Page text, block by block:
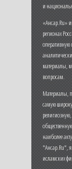
и
«Ансар.Ru»
регионах
материалы,
вопросам.
Материалы,
самую
наиболее
"Ансар.Ru",
исламских